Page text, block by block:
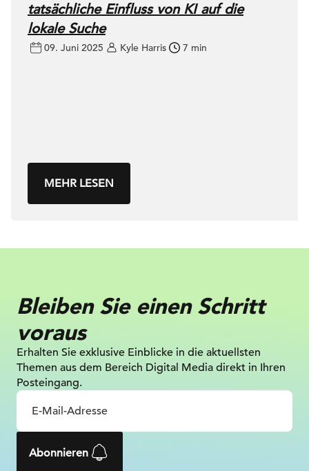
tatsächliche Einfluss von KI auf die
lokale Suche
09. Juni 2025 Kyle Harris 7 min
MEHR LESEN
Bleiben Sie einen Schritt
voraus
Erhalten Sie exklusive Einblicke in die aktuellsten
Themen aus dem Bereich Digital Media direkt in Ihren
Posteingang.
Abonnieren